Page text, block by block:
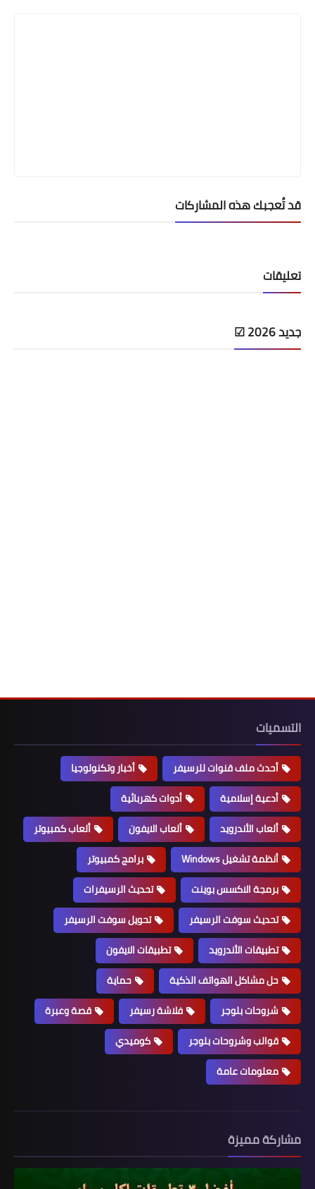
قد تُعجبك هذه المشاركات
تعليقات
جديد 2026 ☑
التسميات
أحدث ملف قنوات للرسيفر
أخبار وتكنولوجيا
أدعية إسلامية
أدوات كهربائية
ألعاب الأندرويد
ألعاب الايفون
ألعاب كمبيوتر
أنظمة تشغيل Windows
برامج كمبيوتر
برمجة الاكسس بوينت
تحديث الرسيفرات
تحديث سوفت الرسيفر
تحويل سوفت الرسيفر
تطبيقات الأندرويد
تطبيقات الايفون
حل مشاكل الهواتف الذكية
حماية
شروحات بلوجر
فلاشة رسيفر
قصة وعبرة
قوالب وشروحات بلوجر
كوميدي
معلومات عامة
مشاركة مميزة